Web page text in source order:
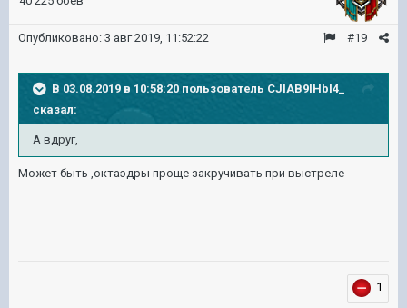
#19
Опубликовано: 3 авг 2019, 11:52:22
В 03.08.2019 в 10:58:20 пользователь CJIAB9IHbI4_
сказал:
А вдруг,
Может быть ,октаэдры проще закручивать при выстреле
1